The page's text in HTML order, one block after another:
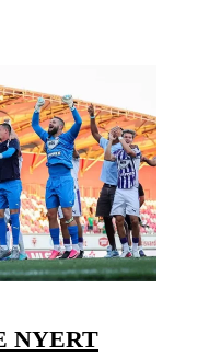
NYERT